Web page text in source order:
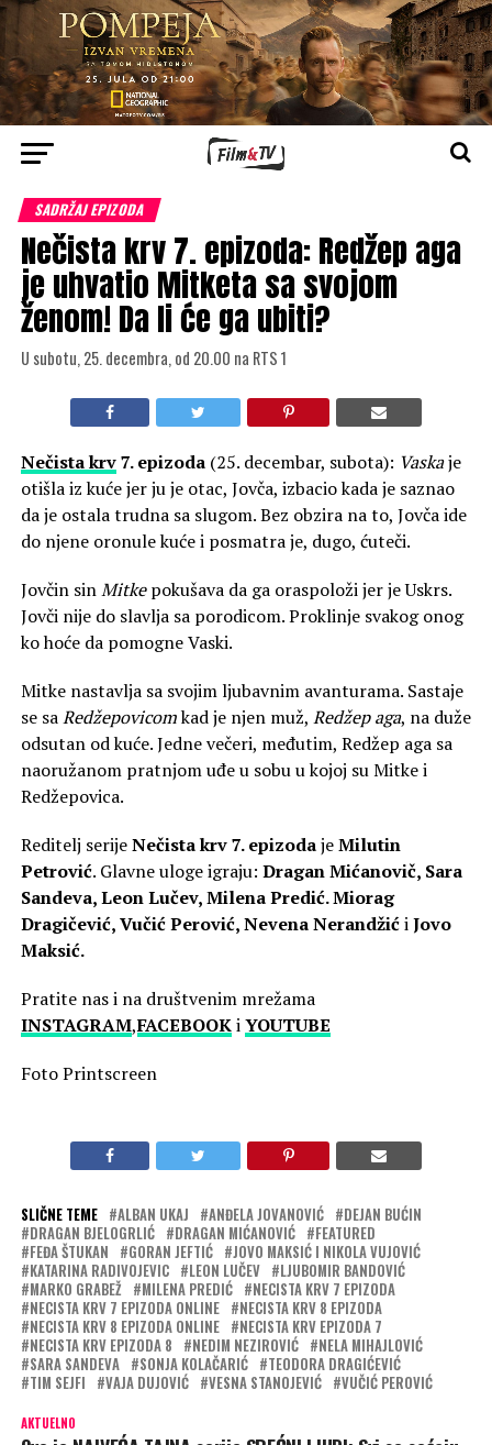
SADRŽAJ EPIZODA
Nečista krv 7. epizoda: Redžep aga
je uhvatio Mitketa sa svojom
ženom! Da li će ga ubiti?
U subotu, 25. decembra, od 20.00 na RTS 1
Nečista krv7. epizoda(25. decembar, subota): Vaskaje
otišla iz kuće jer ju je otac, Jovča, izbacio kada je saznao
da je ostala trudna sa slugom. Bez obzira na to, Jovča ide
do njene oronule kuće i posmatra je, dugo, ćuteči.
Jovčin sinMitkepokušava da ga oraspoloži jer je Uskrs.
Jovči nije do slavlja sa porodicom. Proklinje svakog onog
ko hoće da pomogne Vaski.
Mitke nastavlja sa svojim ljubavnim avanturama. Sastaje
se saRedžepovicomkad je njen muž, Redžep aga, na duže
odsutan od kuće. Jedne večeri, međutim, Redžep aga sa
naoružanom pratnjom uđe u sobu u kojoj su Mitke i
Redžepovica.
Reditelj serijeNečista krv 7. epizodajeMilutin
Petrović. Glavne uloge igraju: Dragan Mićanovič, Sara
Sandeva, Leon Lučev, Milena Predić. Miorag
Dragičević, Vučić Perović, Nevena NerandžićiJovo
Maksić.
Pratite nas i na društvenim mrežama
INSTAGRAM,FACEBOOKiYOUTUBE
Foto Printscreen
SLIČNE TEME ALBAN UKAJ ANĐELA JOVANOVIĆ
DEJAN BUĆIN
DRAGAN BJELOGRLIĆ
DRAGAN MIĆANOVIĆ
FEATURED
FEĐA ŠTUKAN
GORAN JEFTIĆ
JOVO MAKSIĆ I NIKOLA VUJOVIĆ
KATARINA RADIVOJEVIC
LEON LUČEV
LJUBOMIR BANDOVIĆ
MARKO GRABEŽ
MILENA PREDIĆ
NECISTA KRV 7 EPIZODA
NECISTA KRV 7 EPIZODA ONLINE
NECISTA KRV 8 EPIZODA
NECISTA KRV 8 EPIZODA ONLINE
NECISTA KRV EPIZODA 7
NECISTA KRV EPIZODA 8
NEDIM NEZIROVIĆ
NELA MIHAJLOVIĆ
SARA SANDEVA
SONJA KOLAČARIĆ
TEODORA DRAGIĆEVIĆ
TIM SEJFI
VAJA DUJOVIĆ VESNA STANOJEVIĆ VUČIĆ PEROVIĆ
AKTUELNO